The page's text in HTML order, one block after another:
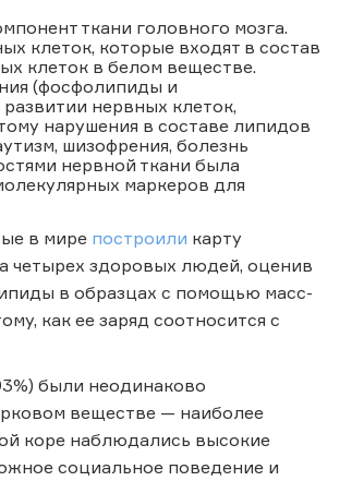
ткани головного мозга.
клеток, которые входят в состав
клеток в белом веществе.
(фосфолипиды и
нервных клеток,
нарушения в составе липидов
шизофрения, болезнь
нервной ткани была
маркеров для
в мире построили карту
четырех здоровых людей, оценив
в образцах с помощью масс-
как ее заряд соотносится с
были неодинаково
веществе — наиболее
коре наблюдались высокие
социальное поведение и